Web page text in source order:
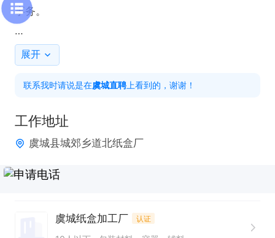
事务。
任职要求：
行货物装卸。
谨的工作作风。
3. 拥有良好的团队协作精神，能够与其他同事默契配
合，共同完成工作。
展开
联系我时请说是在虞城直聘 上看到的，谢谢！
工作地址
虞城县城郊乡道北纸盒厂
虞城纸盒加工厂 认证